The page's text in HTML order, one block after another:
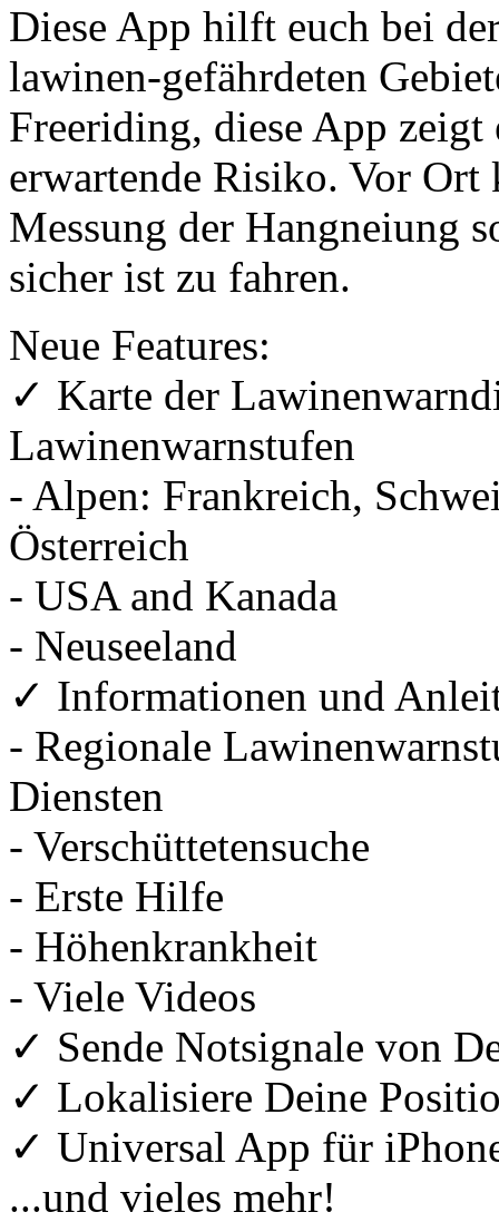
Diese App hilft euch bei
lawinen-gefährdeten
Freeriding, diese App zeigt
erwartende Risiko. Vor Ort
Messung der Hangneiung
sicher ist zu fahren.
Neue Features:
✓ Karte der
Lawinenwarnstufen
- Alpen: Frankreich,
Österreich
- USA and Kanada
- Neuseeland
✓ Informationen und
- Regionale
Diensten
- Verschüttetensuche
- Erste Hilfe
- Höhenkrankheit
- Viele Videos
✓ Sende Notsignale von
✓ Lokalisiere Deine
✓ Universal App für
...und vieles mehr!